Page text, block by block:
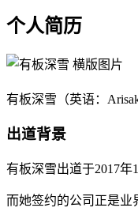
个人简历
有板深雪（英语：
出道背景
有板深雪出道于2017
而她签约的公司正是业